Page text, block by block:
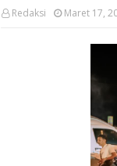
Redaksi Maret 17,